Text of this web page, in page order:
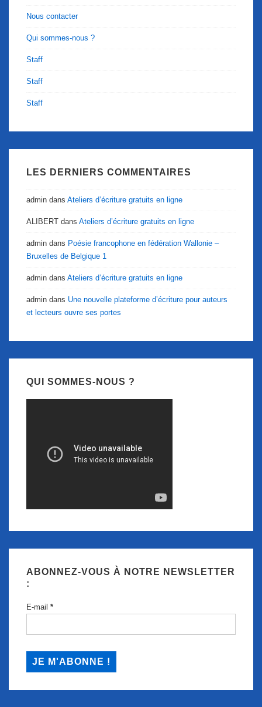
Nous contacter
Qui sommes-nous ?
Staff
Staff
Staff
LES DERNIERS COMMENTAIRES
admin dans Ateliers d’écriture gratuits en ligne
ALIBERT dans Ateliers d’écriture gratuits en ligne
admin dans Poésie francophone en fédération Wallonie –
Bruxelles de Belgique 1
admin dans Ateliers d’écriture gratuits en ligne
admin dans Une nouvelle plateforme d’écriture pour auteurs
et lecteurs ouvre ses portes
QUI SOMMES-NOUS ?
ABONNEZ-VOUS À NOTRE NEWSLETTER
:
E-mail *